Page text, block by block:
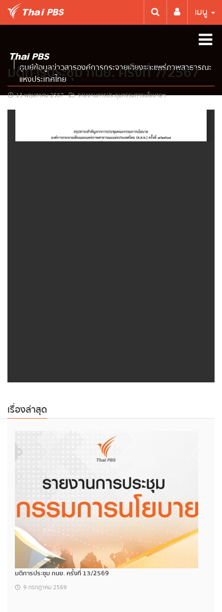
เมนู
ศูนย์ข้อมูลข่าวสารองค์การกระจายเสียงและแพร่ภาพสาธารณะ
แห่งประเทศไทย
มติการประชุม กนย. ครั้งที่ 7/2567
13 พฤษภาคม 2567 รายงานการประชุมกรรมการนโยบายฯ
เรื่องล่าสุด
มติการประชุม กนย. ครั้งที่ 13/2569
9 กรกฎาคม 2569